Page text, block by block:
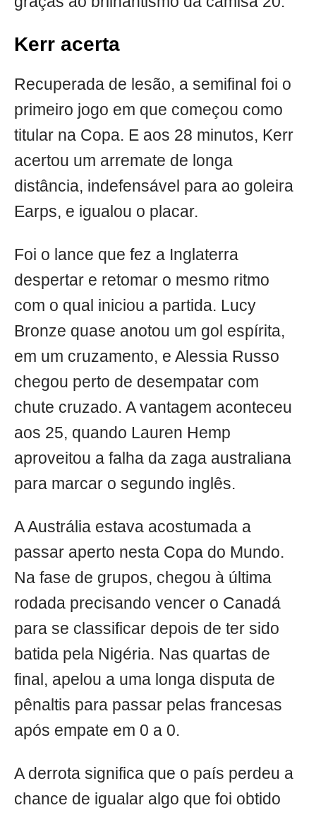
Kerr acerta
Recuperada de lesão, a semifinal foi o
primeiro jogo em que começou como
titular na Copa. E aos 28 minutos, Kerr
acertou um arremate de longa
distância, indefensável para ao goleira
Earps, e igualou o placar.
Foi o lance que fez a Inglaterra
despertar e retomar o mesmo ritmo
com o qual iniciou a partida. Lucy
Bronze quase anotou um gol espírita,
em um cruzamento, e Alessia Russo
chegou perto de desempatar com
chute cruzado. A vantagem aconteceu
aos 25, quando Lauren Hemp
aproveitou a falha da zaga australiana
para marcar o segundo inglês.
A Austrália estava acostumada a
passar aperto nesta Copa do Mundo.
Na fase de grupos, chegou à última
rodada precisando vencer o Canadá
para se classificar depois de ter sido
batida pela Nigéria. Nas quartas de
final, apelou a uma longa disputa de
pênaltis para passar pelas francesas
após empate em 0 a 0.
A derrota significa que o país perdeu a
chance de igualar algo que foi obtido